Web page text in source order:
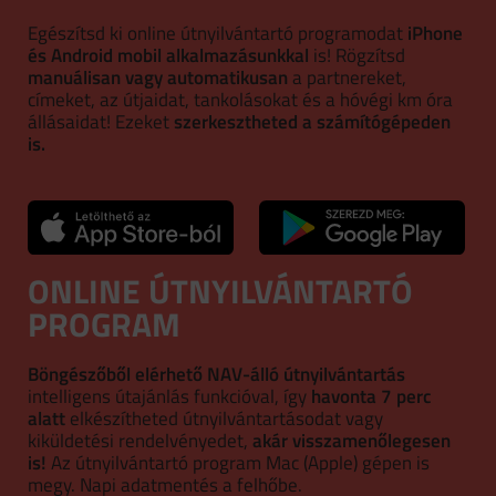
Egészítsd ki online útnyilvántartó programodatiPhone
és Android mobil alkalmazásunkkal is! Rögzítsd
manuálisan vagy automatikusan a partnereket,
címeket, az útjaidat, tankolásokat és a hóvégi km óra
állásaidat! Ezeketszerkesztheted a számítógépeden
is.
ONLINE ÚTNYILVÁNTARTÓ
PROGRAM
Böngészőből elérhető NAV-álló útnyilvántartás
intelligens útajánlás funkcióval, ígyhavonta 7 perc
alattelkészítheted útnyilvántartásodat vagy
kiküldetési rendelvényedet,akár visszamenőlegesen
is! Az útnyilvántartó program Mac (Apple) gépen is
megy. Napi adatmentés a felhőbe.